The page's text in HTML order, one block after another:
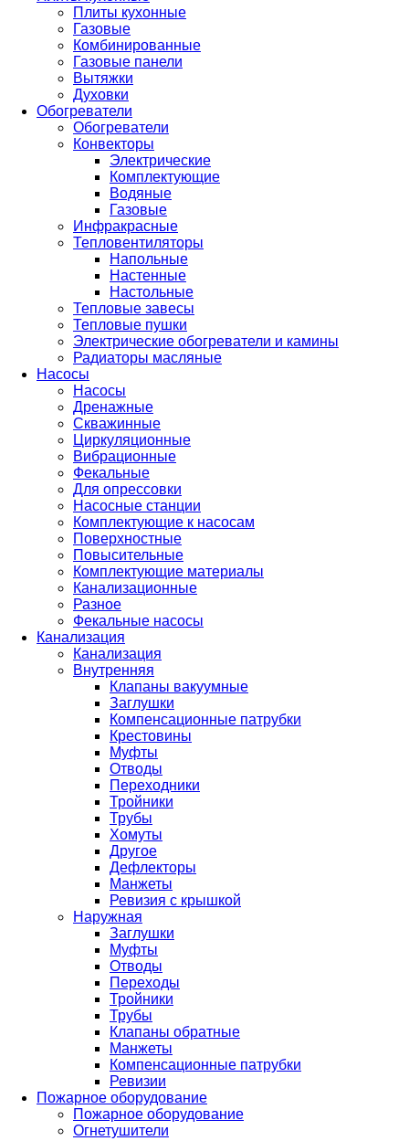
Плиты кухонные
Газовые
Комбинированные
Газовые панели
Вытяжки
Духовки
Обогреватели
Обогреватели
Конвекторы
Электрические
Комплектующие
Водяные
Газовые
Инфракрасные
Тепловентиляторы
Напольные
Настенные
Настольные
Тепловые завесы
Тепловые пушки
Электрические обогреватели и камины
Радиаторы масляные
Насосы
Насосы
Дренажные
Скважинные
Циркуляционные
Вибрационные
Фекальные
Для опрессовки
Насосные станции
Комплектующие к насосам
Поверхностные
Повысительные
Комплектующие материалы
Канализационные
Разное
Фекальные насосы
Канализация
Канализация
Внутренняя
Клапаны вакуумные
Заглушки
Компенсационные патрубки
Крестовины
Муфты
Отводы
Переходники
Тройники
Трубы
Хомуты
Другое
Дефлекторы
Манжеты
Ревизия с крышкой
Наружная
Заглушки
Муфты
Отводы
Переходы
Тройники
Трубы
Клапаны обратные
Манжеты
Компенсационные патрубки
Ревизии
Пожарное оборудование
Пожарное оборудование
Огнетушители